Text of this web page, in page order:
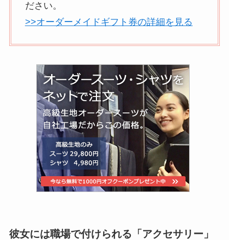
ださい。
>>オーダーメイドギフト券の詳細を見る
彼女には職場で付けられる「アクセサリー」